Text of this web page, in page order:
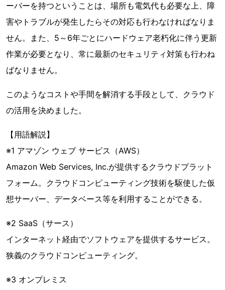
ーバーを持つということは、場所も電気代も必要な上、障
害やトラブルが発生したらその対応も行わなければなりま
せん。また、5～6年ごとにハードウェア老朽化に伴う更新
作業が必要となり、常に最新のセキュリティ対策も行わね
ばなりません。
このようなコストや手間を解消する手段として、クラウド
の活用を決めました。
【用語解説】
※1 アマゾン ウェブ サービス（AWS）
Amazon Web Services, Inc.が提供するクラウドプラット
フォーム。クラウドコンピューティング技術を駆使した仮
想サーバー、データベース等を利用することができる。
※2 SaaS（サース）
インターネット経由でソフトウェアを提供するサービス。
狭義のクラウドコンピューティング。
※3 オンプレミス